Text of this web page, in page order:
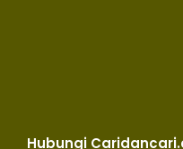
Hubungi